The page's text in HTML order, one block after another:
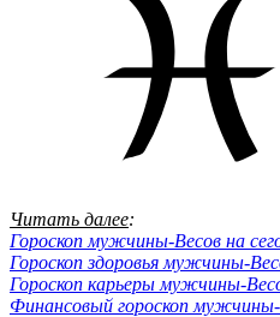
Читать далее:
Гороскоп мужчины-Весов на
Гороскоп здоровья мужчины-
Гороскоп карьеры мужчины-
Финансовый гороскоп мужчины-